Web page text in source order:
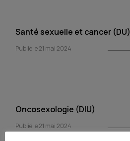
Santé sexuelle et cancer (DU)
Publié le 21 mai 2024
Oncosexologie (DIU)
Publié le 21 mai 2024